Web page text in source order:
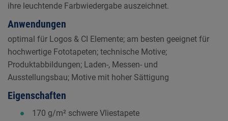
ihre leuchtende Farbwiedergabe auszeichnet.
Anwendungen
optimal für Logos & CI Elemente; am besten geeignet für
hochwertige Fototapeten; technische Motive;
Produktabbildungen; Laden-, Messen- und
Ausstellungsbau; Motive mit hoher Sättigung
Eigenschaften
170 g/m² schwere Vliestapete